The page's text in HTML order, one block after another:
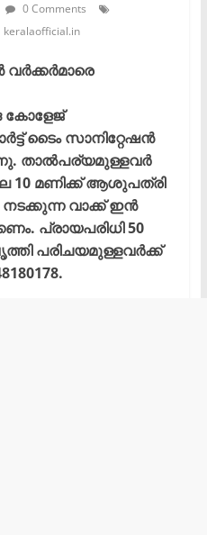
0 Comments
keralaofficial.in
വർക്കർമാരെ
ടൈം സാനിറ്റേഷൻ
താൽപര്യമുള്ളവർ
10 മണിക്ക് ആശുപത്രി
നടക്കുന്ന വാക്ക് ഇൻ
പ്രായപരിധി 50
പരിചയമുള്ളവർക്ക്